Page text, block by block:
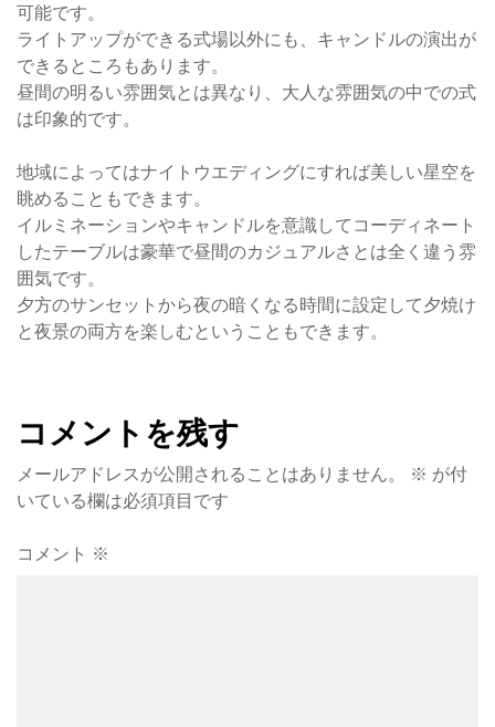
可能です。
ライトアップができる式場以外にも、キャンドルの演出が
できるところもあります。
昼間の明るい雰囲気とは異なり、大人な雰囲気の中での式
は印象的です。
地域によってはナイトウエディングにすれば美しい星空を
眺めることもできます。
イルミネーションやキャンドルを意識してコーディネート
したテーブルは豪華で昼間のカジュアルさとは全く違う雰
囲気です。
夕方のサンセットから夜の暗くなる時間に設定して夕焼け
と夜景の両方を楽しむということもできます。
コメントを残す
メールアドレスが公開されることはありません。 ※ が付
いている欄は必須項目です
コメント ※